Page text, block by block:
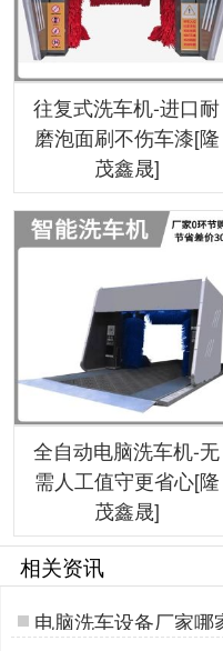
往复式洗车机-进口耐
磨泡面刷不伤车漆[隆
茂鑫晟]
全自动电脑洗车机-无
需人工值守更省心[隆
茂鑫晟]
相关资讯
电脑洗车设备厂家